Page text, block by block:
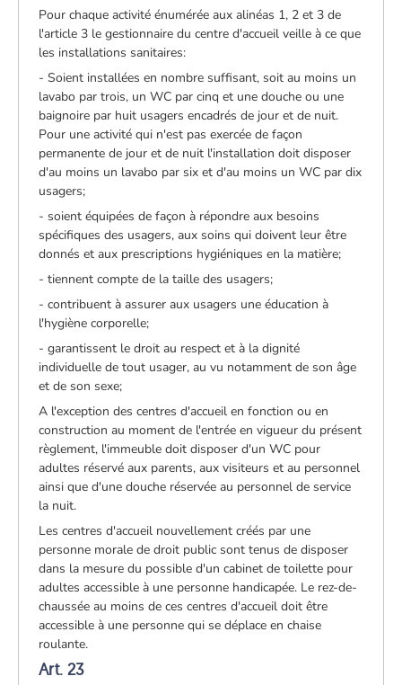
Pour chaque activité énumérée aux alinéas 1, 2 et 3 de
l'article 3 le gestionnaire du centre d'accueil veille à ce que
les installations sanitaires:
- Soient installées en nombre suffisant, soit au moins un
lavabo par trois, un WC par cinq et une douche ou une
baignoire par huit usagers encadrés de jour et de nuit.
Pour une activité qui n'est pas exercée de façon
permanente de jour et de nuit l'installation doit disposer
d'au moins un lavabo par six et d'au moins un WC par dix
usagers;
- soient équipées de façon à répondre aux besoins
spécifiques des usagers, aux soins qui doivent leur être
donnés et aux prescriptions hygiéniques en la matière;
- tiennent compte de la taille des usagers;
- contribuent à assurer aux usagers une éducation à
l'hygiène corporelle;
- garantissent le droit au respect et à la dignité
individuelle de tout usager, au vu notamment de son âge
et de son sexe;
A l'exception des centres d'accueil en fonction ou en
construction au moment de l'entrée en vigueur du présent
règlement, l'immeuble doit disposer d'un WC pour
adultes réservé aux parents, aux visiteurs et au personnel
ainsi que d'une douche réservée au personnel de service
la nuit.
Les centres d'accueil nouvellement créés par une
personne morale de droit public sont tenus de disposer
dans la mesure du possible d'un cabinet de toilette pour
adultes accessible à une personne handicapée. Le rez-de-
chaussée au moins de ces centres d'accueil doit être
accessible à une personne qui se déplace en chaise
roulante.
Art. 23